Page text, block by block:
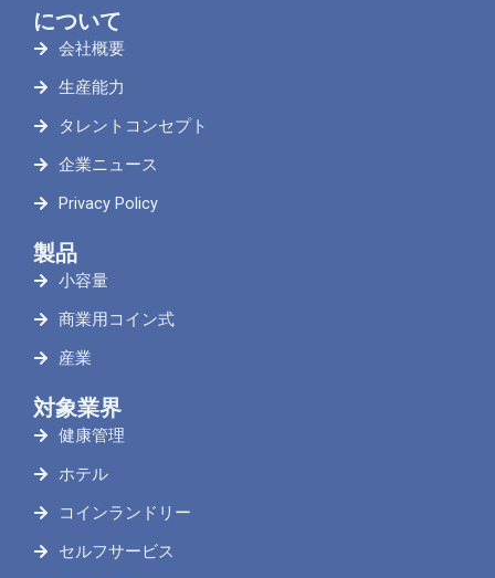
について
会社概要
生産能力
タレントコンセプト
企業ニュース
Privacy Policy
製品
小容量
商業用コイン式
産業
対象業界
健康管理
ホテル
コインランドリー
セルフサービス